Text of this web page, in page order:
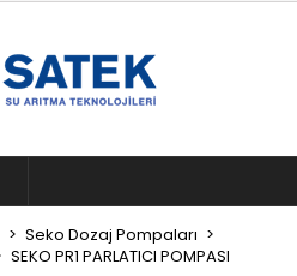
Seko Dozaj Pompaları
SEKO PR1 PARLATICI POMPASI